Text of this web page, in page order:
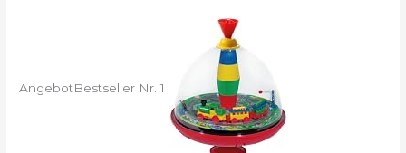
AngebotBestseller Nr. 1